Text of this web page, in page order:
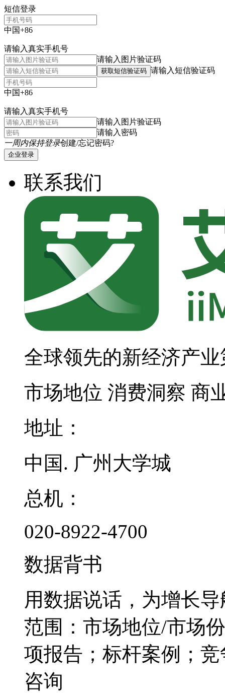
短信登录
中国+86
请输入真实手机号
请输入图片验证码
获取短信验证码 请输入短信验证码
中国+86
请输入真实手机号
请输入图片验证码
请输入密码
一周内保持登录创建/忘记密码?
企业登录
联系我们
全球领先的新经济产
市场地位 消费洞察 商
地址：
中国. 广州大学城
总机：
020-8922-4700
数据背书
用数据说话，为增长导
范围：市场地位/市场
项报告；标杆案例；
咨询